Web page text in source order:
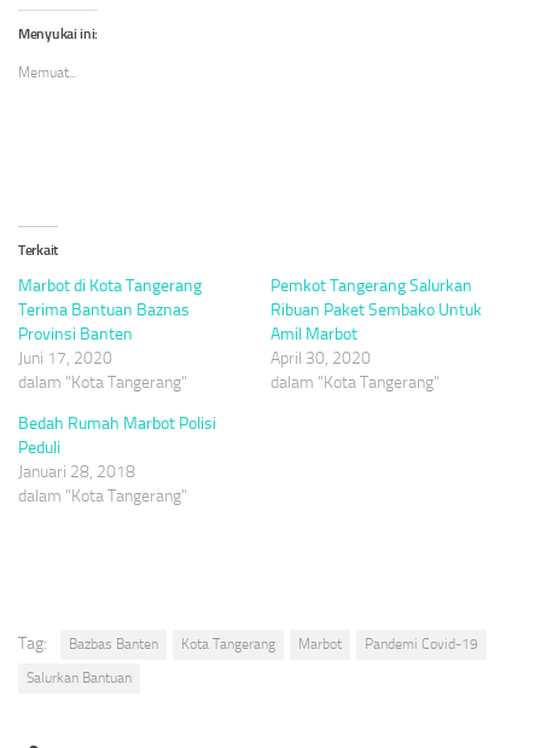
Twitter(Membuka
di
jendela
baru)
Menyukai ini:
Memuat...
Terkait
Marbot di Kota Tangerang
Terima Bantuan Baznas
Provinsi Banten
Juni 17, 2020
dalam "Kota Tangerang"
Pemkot Tangerang Salurkan
Ribuan Paket Sembako Untuk
Amil Marbot
April 30, 2020
dalam "Kota Tangerang"
Bedah Rumah Marbot Polisi
Peduli
Januari 28, 2018
dalam "Kota Tangerang"
Tag: Bazbas Banten Kota Tangerang Marbot
Pandemi Covid-19
Salurkan Bantuan